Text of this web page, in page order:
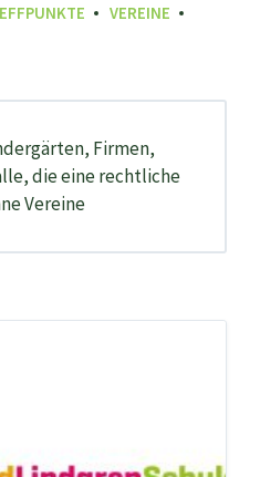
VEREINE
Firmen,
die eine rechtliche
Vereine